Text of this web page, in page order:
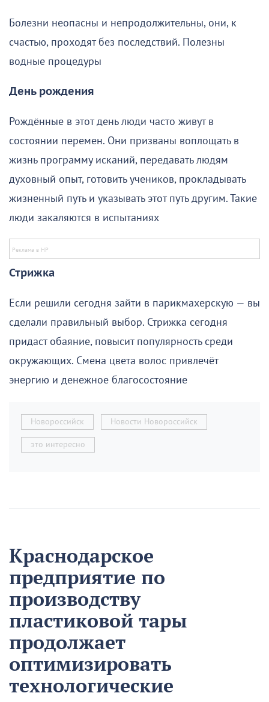
Болезни неопасны и непродолжительны, они, к
счастью, проходят без последствий. Полезны
водные процедуры
День рождения
Рождённые в этот день люди часто живут в
состоянии перемен. Они призваны воплощать в
жизнь программу исканий, передавать людям
духовный опыт, готовить учеников, прокладывать
жизненный путь и указывать этот путь другим. Такие
люди закаляются в испытаниях
Стрижка
Если решили сегодня зайти в парикмахерскую — вы
сделали правильный выбор. Стрижка сегодня
придаст обаяние, повысит популярность среди
окружающих. Смена цвета волос привлечёт
энергию и денежное благосостояние
Новороссийск Новости Новороссийск
это интересно
Краснодарское
предприятие по
производству
пластиковой тары
продолжает
оптимизировать
технологические